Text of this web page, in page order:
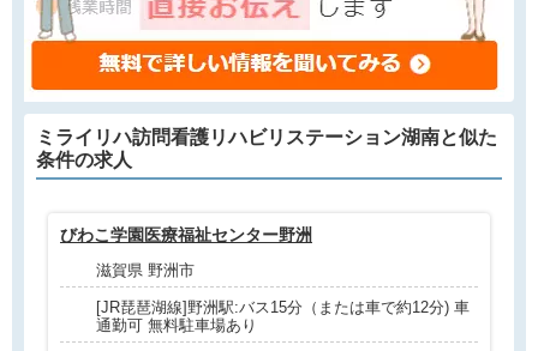
ミライリハ訪問看護リハビリステーション湖南と似た
条件の求人
びわこ学園医療福祉センター野洲
滋賀県 野洲市
[JR琵琶湖線]野洲駅:バス15分（または車で約12分) 車
通勤可 無料駐車場あり